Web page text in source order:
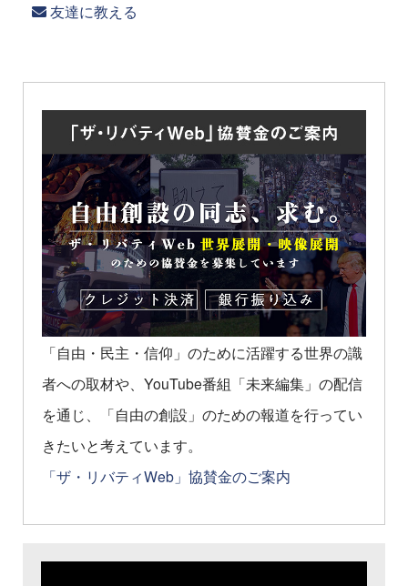
友達に教える
「自由・民主・信仰」のために活躍する世界の識
者への取材や、YouTube番組「未来編集」の配信
を通じ、「自由の創設」のための報道を行ってい
きたいと考えています。
「ザ・リバティWeb」協賛金のご案内